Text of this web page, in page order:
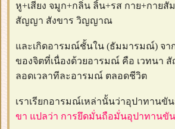
หู+เสียง จมูก+กลิ่น ลิ้น+รส กาย+กาย
สัญญา สังขาร วิญญาณ
ละเกิดอารมณ์ชั้นใน (ธัมมารมณ์) จา
ของจิตที่เนื่องด้วยอารมณ์ คือ เวทนา
ลอดเวลาทีละอารมณ์ ตลอดชีวิต
เราเรียกอารมณ์เหล่านั้นว่าอุปาทานขั
ขา แปลว่า การยึดมั่นถือมั่นอุปาทานขั